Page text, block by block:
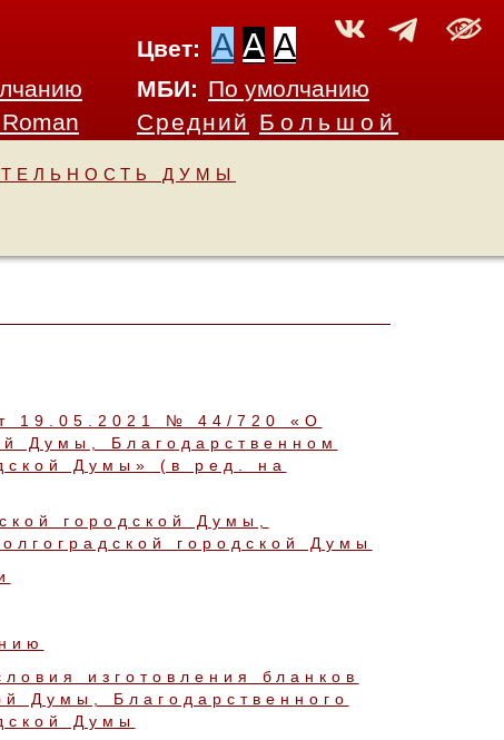
Цвет: A A A
МБИ: По умолчанию
Средний Большой
ДУМЫ
19.05.2021 № 44/720 «О
Думы, Благодарственном
Думы» (в ред. на
городской Думы,
городской Думы
изготовления бланков
Думы, Благодарственного
Думы